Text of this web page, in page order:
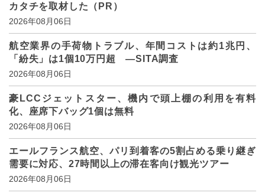
カタチを取材した（PR）
2026年08月06日
航空業界の手荷物トラブル、年間コストは約1兆円、
「紛失」は1個10万円超 ―SITA調査
2026年08月06日
豪LCCジェットスター、機内で頭上棚の利用を有料
化、座席下バッグ1個は無料
2026年08月06日
エールフランス航空、パリ到着客の5割占める乗り継ぎ
需要に対応、27時間以上の滞在客向け観光ツアー
2026年08月06日